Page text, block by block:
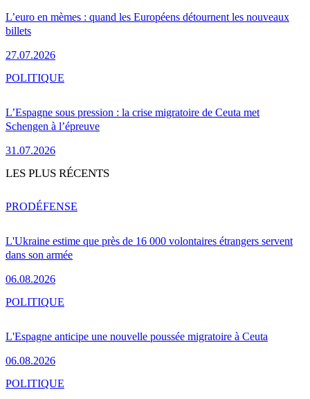
L’euro en mèmes : quand les Européens détournent les nouveaux
billets
27.07.2026
L’Espagne sous pression : la crise migratoire de Ceuta met
Schengen à l’épreuve
31.07.2026
POLITIQUE
LES PLUS RÉCENTS
L'Ukraine estime que près de 16 000 volontaires étrangers servent
dans son armée
06.08.2026
PRODÉFENSE
L'Espagne anticipe une nouvelle poussée migratoire à Ceuta
06.08.2026
POLITIQUE
POLITIQUE